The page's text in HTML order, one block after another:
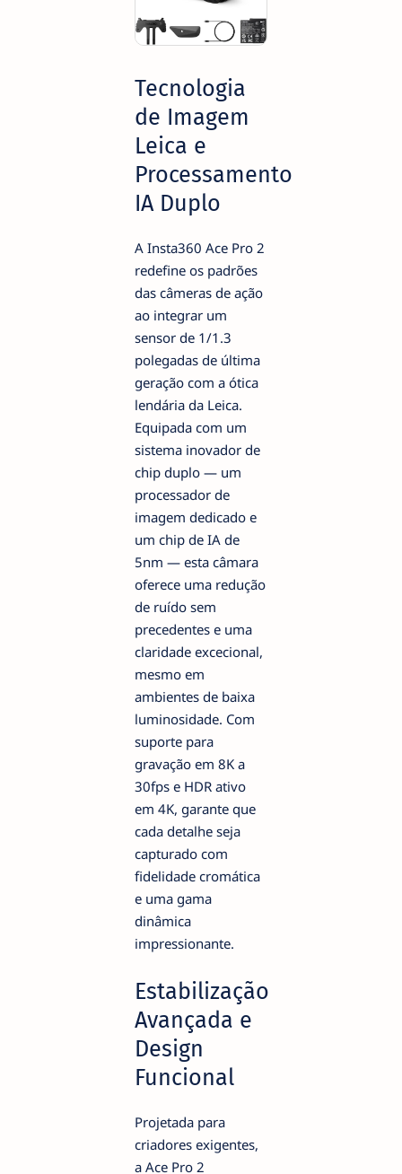
Tecnologia
de Imagem
Leica e
Processamento
IA Duplo
A Insta360 Ace Pro 2
redefine os padrões
das câmeras de ação
ao integrar um
sensor de 1/1.3
polegadas de última
geração com a ótica
lendária da Leica.
Equipada com um
sistema inovador de
chip duplo — um
processador de
imagem dedicado e
um chip de IA de
5nm — esta câmara
oferece uma redução
de ruído sem
precedentes e uma
claridade excecional,
mesmo em
ambientes de baixa
luminosidade. Com
suporte para
gravação em 8K a
30fps e HDR ativo
em 4K, garante que
cada detalhe seja
capturado com
fidelidade cromática
e uma gama
dinâmica
impressionante.
Estabilização
Avançada e
Design
Funcional
Projetada para
criadores exigentes,
a Ace Pro 2